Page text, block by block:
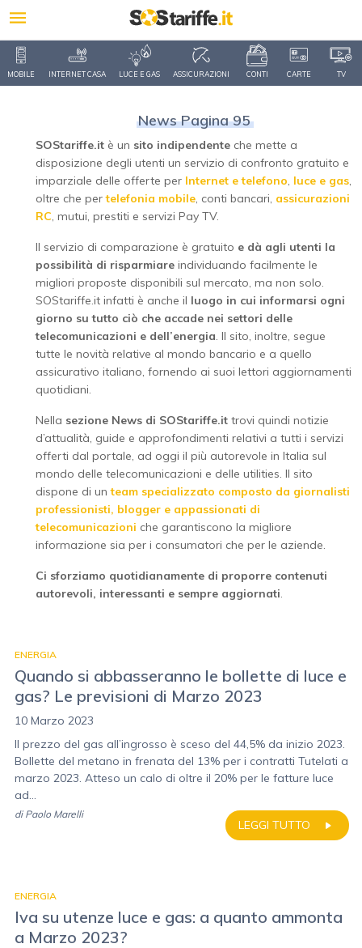
MOBILE INTERNET CASA LUCE E GAS ASSICURAZIONI CONTI CARTE TV
News Pagina 95
SOStariffe.it è un sito indipendente che mette a
disposizione degli utenti un servizio di confronto gratuito e
imparziale delle offerte per Internet e telefono, luce e gas,
oltre che pertelefonia mobile, conti bancari, assicurazioni
RC, mutui, prestiti e servizi Pay TV.
Il servizio di comparazione è gratuito e dà agli utenti la
possibilità di risparmiare individuando facilmente le
migliori proposte disponibili sul mercato, ma non solo.
SOStariffe.it infatti è anche il luogo in cui informarsi ogni
giorno su tutto ciò che accade nei settori delle
telecomunicazioni e dell’energia. Il sito, inoltre, segue
tutte le novità relative al mondo bancario e a quello
assicurativo italiano, fornendo ai suoi lettori aggiornamenti
quotidiani.
Nella sezione News di SOStariffe.it trovi quindi notizie
d’attualità, guide e approfondimenti relativi a tutti i servizi
offerti dal portale, ad oggi il più autorevole in Italia sul
mondo delle telecomunicazioni e delle utilities. Il sito
dispone di unteam specializzato composto da giornalisti
professionisti, blogger e appassionati di
telecomunicazioni che garantiscono la migliore
informazione sia per i consumatori che per le aziende.
Ci sforziamo quotidianamente di proporre contenuti
autorevoli, interessanti e sempre aggiornati.
ENERGIA
Quando si abbasseranno le bollette di luce e
gas? Le previsioni di Marzo 2023
10 Marzo 2023
Il prezzo del gas all’ingrosso è sceso del 44,5% da inizio 2023.
Bollette del metano in frenata del 13% per i contratti Tutelati a
marzo 2023. Atteso un calo di oltre il 20% per le fatture luce
ad...
LEGGI TUTTO
di Paolo Marelli
ENERGIA
Iva su utenze luce e gas: a quanto ammonta
a Marzo 2023?